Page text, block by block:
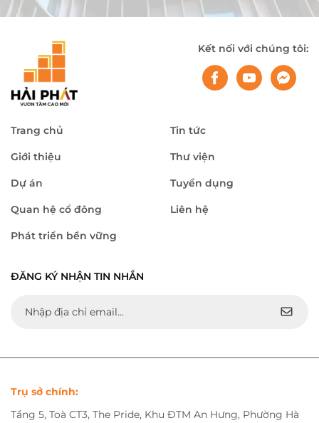
Kết nối với chúng tôi:
Trang chủ
Giới thiệu
Dự án
Quan hệ cổ đông
Phát triển bền vững
Tin tức
Thư viện
Tuyển dụng
Liên hệ
ĐĂNG KÝ NHẬN TIN NHẮN
Trụ sở chính:
Tầng 5, Toà CT3, The Pride, Khu ĐTM An Hưng, Phường Hà